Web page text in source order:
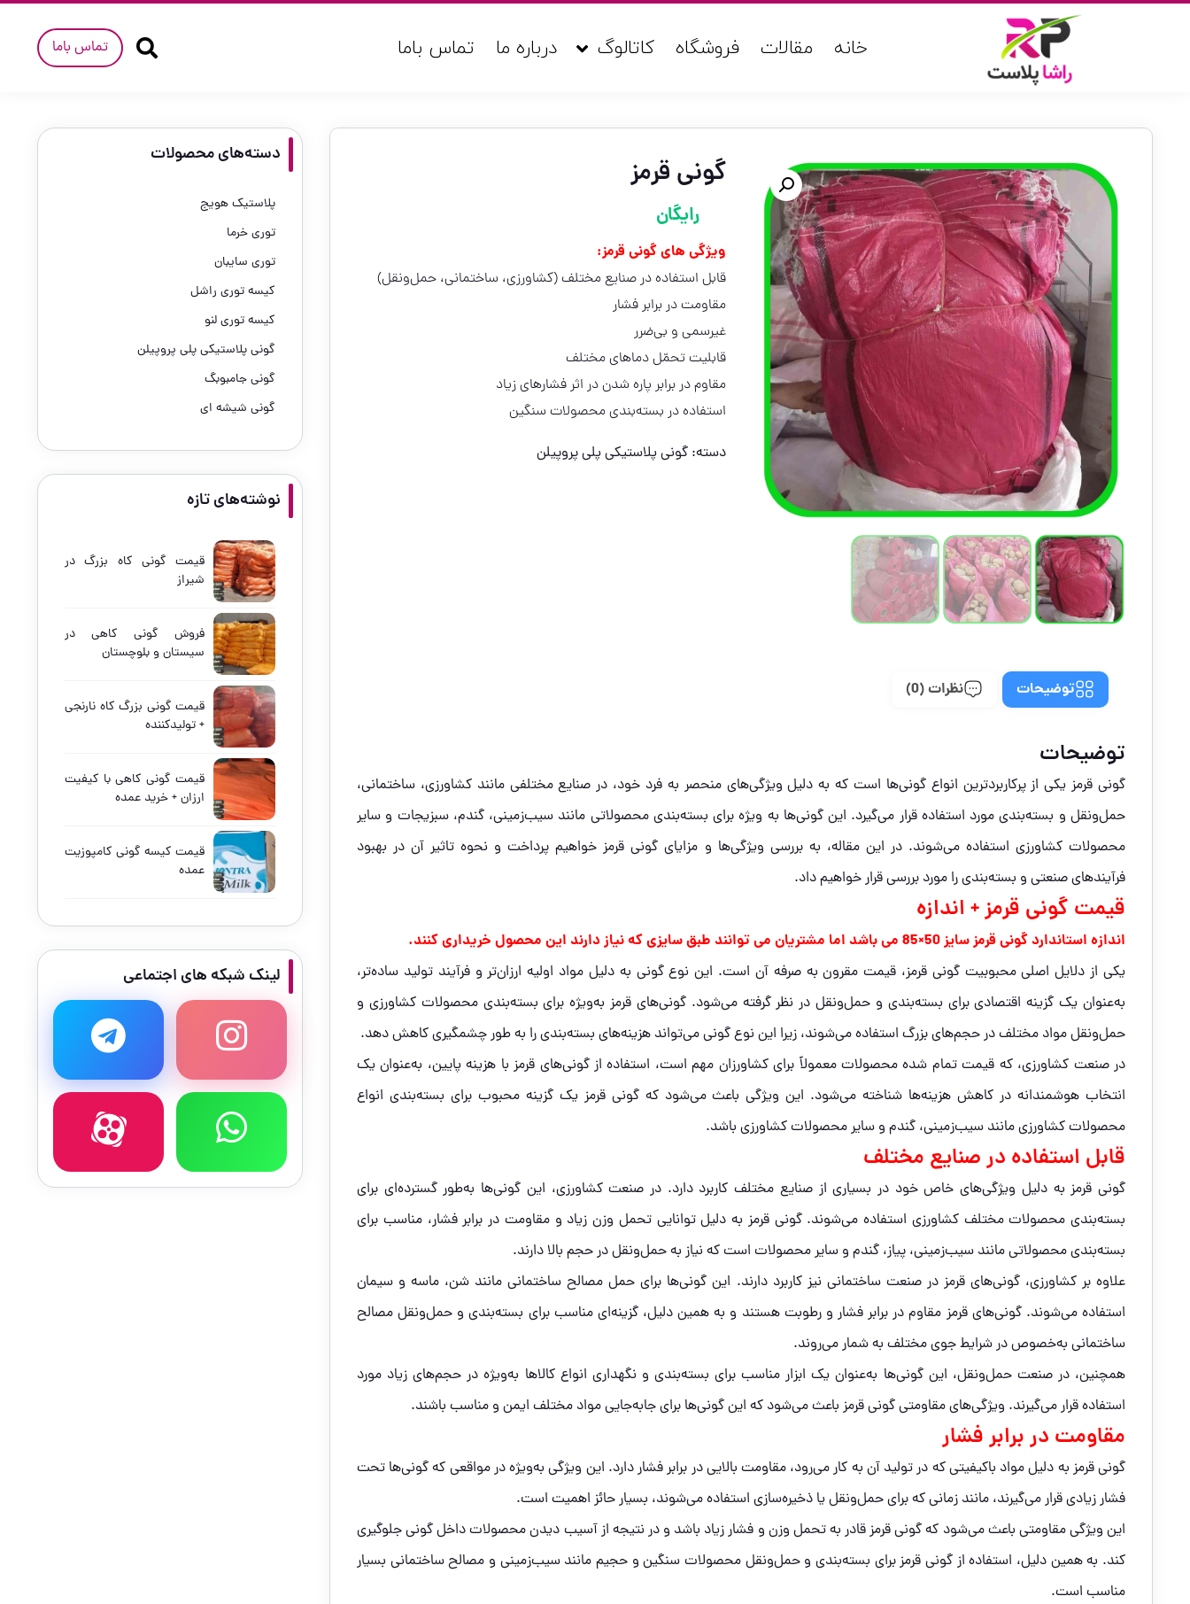
خانه مقالات فروشگاه کاتالوگ درباره ما تماس باما تماس باما
گونی قرمز
رایگان
ویژگی های گونی قرمز:
قابل استفاده در صنایع مختلف (کشاورزی، ساختمانی، حمل‌ونقل)
مقاومت در برابر فشار
غیرسمی و بی‌ضرر
قابلیت تحمّل دماهای مختلف
مقاوم در برابر پاره شدن در اثر فشارهای زیاد
استفاده در بسته‌بندی محصولات سنگین
دسته:گونی پلاستیکی پلی پروپیلن
توضیحات نظرات (0)
توضیحات
گونی قرمز یکی از پرکاربردترین انواع گونی‌ها است که به دلیل ویژگی‌های منحصر به فرد خود، در صنایع مختلفی مانند کشاورزی، ساختمانی،
حمل‌ونقل و بسته‌بندی مورد استفاده قرار می‌گیرد. این گونی‌ها به ویژه برای بسته‌بندی محصولاتی مانند سیب‌زمینی، گندم، سبزیجات و سایر
محصولات کشاورزی استفاده می‌شوند. در این مقاله، به بررسی ویژگی‌ها و مزایای گونی قرمز خواهیم پرداخت و نحوه تاثیر آن در بهبود
فرآیندهای صنعتی و بسته‌بندی را مورد بررسی قرار خواهیم داد.
قیمت گونی قرمز + اندازه
اندازه استاندارد گونی قرمز سایز 50×85 می باشد اما مشتریان می توانند طبق سایزی که نیاز دارند این محصول خریداری کنند.
یکی از دلایل اصلی محبوبیت گونی قرمز، قیمت مقرون به صرفه آن است. این نوع گونی به دلیل مواد اولیه ارزان‌تر و فرآیند تولید ساده‌تر،
به‌عنوان یک گزینه اقتصادی برای بسته‌بندی و حمل‌ونقل در نظر گرفته می‌شود. گونی‌های قرمز به‌ویژه برای بسته‌بندی محصولات کشاورزی و
حمل‌ونقل مواد مختلف در حجم‌های بزرگ استفاده می‌شوند، زیرا این نوع گونی می‌تواند هزینه‌های بسته‌بندی را به طور چشمگیری کاهش دهد.
در صنعت کشاورزی، که قیمت تمام شده محصولات معمولاً برای کشاورزان مهم است، استفاده از گونی‌های قرمز با هزینه پایین، به‌عنوان یک
انتخاب هوشمندانه در کاهش هزینه‌ها شناخته می‌شود. این ویژگی باعث می‌شود که گونی قرمز یک گزینه محبوب برای بسته‌بندی انواع
محصولات کشاورزی مانند سیب‌زمینی، گندم و سایر محصولات کشاورزی باشد.
قابل استفاده در صنایع مختلف
گونی قرمز به دلیل ویژگی‌های خاص خود در بسیاری از صنایع مختلف کاربرد دارد. در صنعت کشاورزی، این گونی‌ها به‌طور گسترده‌ای برای
بسته‌بندی محصولات مختلف کشاورزی استفاده می‌شوند. گونی قرمز به دلیل توانایی تحمل وزن زیاد و مقاومت در برابر فشار، مناسب برای
بسته‌بندی محصولاتی مانند سیب‌زمینی، پیاز، گندم و سایر محصولات است که نیاز به حمل‌ونقل در حجم بالا دارند.
علاوه بر کشاورزی، گونی‌های قرمز در صنعت ساختمانی نیز کاربرد دارند. این گونی‌ها برای حمل مصالح ساختمانی مانند شن، ماسه و سیمان
استفاده می‌شوند. گونی‌های قرمز مقاوم در برابر فشار و رطوبت هستند و به همین دلیل، گزینه‌ای مناسب برای بسته‌بندی و حمل‌ونقل مصالح
ساختمانی به‌خصوص در شرایط جوی مختلف به شمار می‌روند.
همچنین، در صنعت حمل‌ونقل، این گونی‌ها به‌عنوان یک ابزار مناسب برای بسته‌بندی و نگهداری انواع کالاها به‌ویژه در حجم‌های زیاد مورد
استفاده قرار می‌گیرند. ویژگی‌های مقاومتی گونی قرمز باعث می‌شود که این گونی‌ها برای جابه‌جایی مواد مختلف ایمن و مناسب باشند.
مقاومت در برابر فشار
گونی قرمز به دلیل مواد باکیفیتی که در تولید آن به کار می‌رود، مقاومت بالایی در برابر فشار دارد. این ویژگی به‌ویژه در مواقعی که گونی‌ها تحت
فشار زیادی قرار می‌گیرند، مانند زمانی که برای حمل‌ونقل یا ذخیره‌سازی استفاده می‌شوند، بسیار حائز اهمیت است.
این ویژگی مقاومتی باعث می‌شود که گونی قرمز قادر به تحمل وزن و فشار زیاد باشد و در نتیجه از آسیب دیدن محصولات داخل گونی جلوگیری
کند. به همین دلیل، استفاده از گونی قرمز برای بسته‌بندی و حمل‌ونقل محصولات سنگین و حجیم مانند سیب‌زمینی و مصالح ساختمانی بسیار
مناسب است.
دسته‌های محصولات
پلاستیک هویج
توری خرما
توری سایبان
کیسه توری راشل
کیسه توری لنو
گونی پلاستیکی پلی پروپیلن
گونی جامبوبگ
گونی شیشه ای
نوشته‌های تازه
قیمت گونی کاه بزرگ در
شیراز
فروش گونی کاهی در
سیستان و بلوچستان
قیمت گونی بزرگ کاه نارنجی
+ تولیدکننده
قیمت گونی کاهی با کیفیت
ارزان + خرید عمده
قیمت کیسه گونی کامپوزیت
عمده
لینک شبکه های اجتماعی